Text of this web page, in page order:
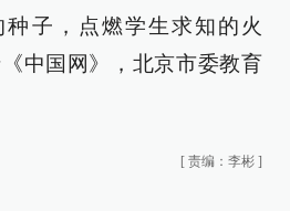
子，点燃学生求知的火
《中国网》，北京市委教育
[ 责编：李彬 ]